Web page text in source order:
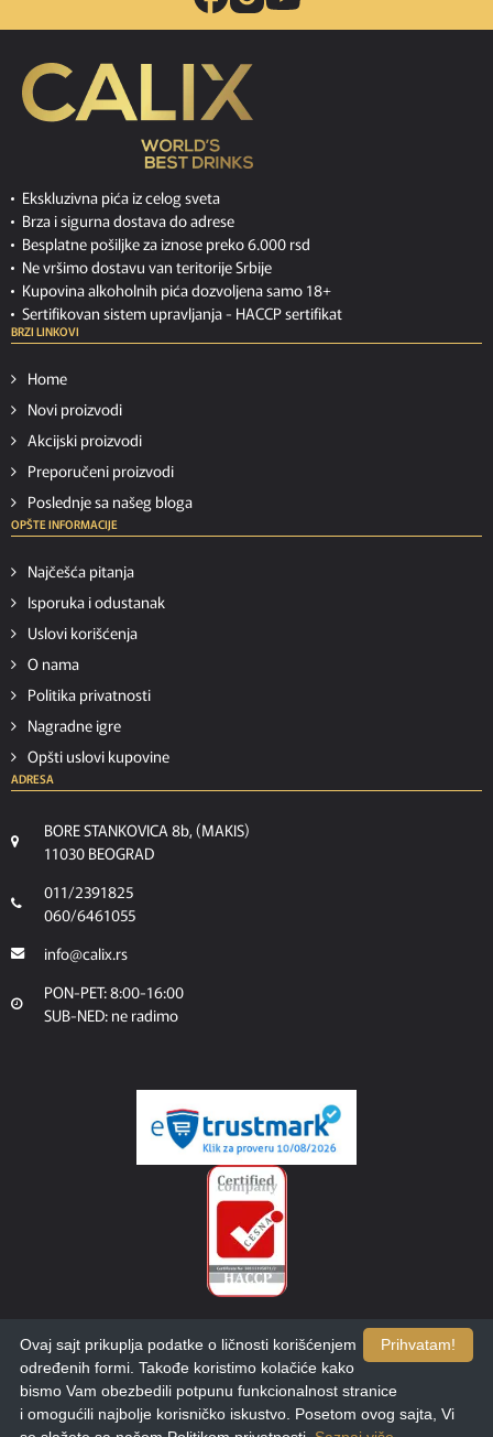
Ekskluzivna pića iz celog sveta
Brza i sigurna dostava do adrese
Besplatne pošiljke za iznose preko 6.000 rsd
Ne vršimo dostavu van teritorije Srbije
Kupovina alkoholnih pića dozvoljena samo 18+
Sertifikovan sistem upravljanja - HACCP sertifikat
BRZI LINKOVI
Home
Novi proizvodi
Akcijski proizvodi
Preporučeni proizvodi
Poslednje sa našeg bloga
OPŠTE INFORMACIJE
Najčešća pitanja
Isporuka i odustanak
Uslovi korišćenja
O nama
Politika privatnosti
Nagradne igre
Opšti uslovi kupovine
ADRESA
BORE STANKOVICA 8b, (MAKIS)
11030 BEOGRAD
011/2391825
060/6461055
info@calix.rs
PON-PET: 8:00-16:00
SUB-NED: ne radimo
Prihvatam!
Ovaj sajt prikuplja podatke o ličnosti korišćenjem
određenih formi. Takođe koristimo kolačiće kako
bismo Vam obezbedili potpunu funkcionalnost stranice
i omogućili najbolje korisničko iskustvo. Posetom ovog sajta, Vi